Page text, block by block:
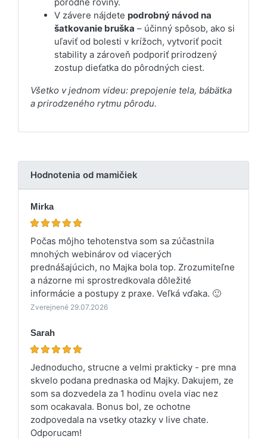
V závere nájdete podrobný návod na
šatkovanie bruška – účinný spôsob, ako si
uľaviť od bolesti v krížoch, vytvoriť pocit
stability a zároveň podporiť prirodzený
zostup dieťatka do pôrodných ciest.
Všetko v jednom videu: prepojenie tela, bábätka
a prirodzeného rytmu pôrodu.
Hodnotenia od mamičiek
Mirka
Počas môjho tehotenstva som sa zúčastnila
mnohých webinárov od viacerých
prednášajúcich, no Majka bola top. Zrozumiteľne
a názorne mi sprostredkovala dôležité
informácie a postupy z praxe. Veľká vďaka. 🙂
Zverejnené 29.07.2026
Sarah
Jednoducho, strucne a velmi prakticky - pre mna
skvelo podana prednaska od Majky. Dakujem, ze
som sa dozvedela za 1 hodinu ovela viac nez
som ocakavala. Bonus bol, ze ochotne
zodpovedala na vsetky otazky v live chate.
Odporucam!